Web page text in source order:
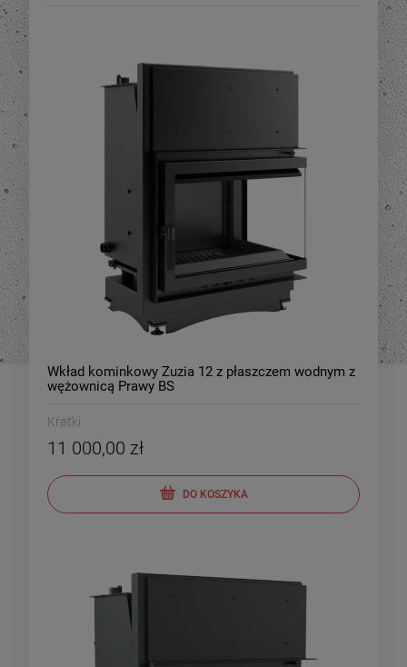
Wkład kominkowy Zuzia 12 z płaszczem wodnym z
wężownicą Prawy BS
Kratki
11 000,00 zł
DO KOSZYKA